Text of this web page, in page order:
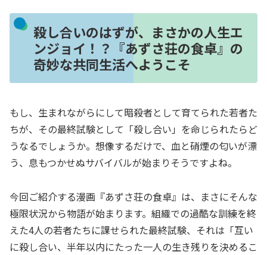
殺し合いのはずが、まさかの人生エ
ンジョイ！？『あずさ荘の食卓』の
奇妙な共同生活へようこそ
もし、生まれながらにして暗殺者として育てられた若者た
ちが、その最終試験として「殺し合い」を命じられたらど
うなるでしょうか。想像するだけで、血と硝煙の匂いが漂
う、息もつかせぬサバイバルが始まりそうですよね。
今回ご紹介する漫画『あずさ荘の食卓』は、まさにそんな
極限状況から物語が始まります。組織での過酷な訓練を終
えた4人の若者たちに課せられた最終試験、それは「互い
に殺し合い、半年以内にたった一人の生き残りを決めるこ